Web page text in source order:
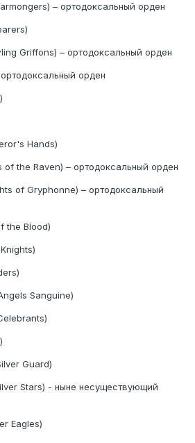
– ортодоксальный орден
Griffons) – ортодоксальный орден
орден
Hands)
the Raven) – ортодоксальный орден
of Gryphonne) – ортодоксальный
the Blood)
Sanguine)
Guard)
Stars) - ныне несуществующий
Eagles)